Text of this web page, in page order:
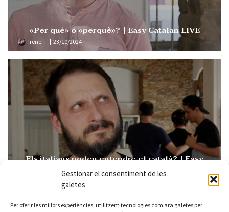
Gestionar el consentiment de les
galetes
Per oferir les millors experiències, utilitzem tecnologies com ara galetes per
«Per què» o «perquè»? | Easy Catalan LIVE
Irene 23/10/2024
Els italians poden entendre el català? | Easy
Catalan 109
15/10/2024